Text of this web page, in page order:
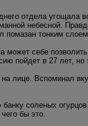
отдела
небесной.
помазан тонким
может себе
пойдет в 27 лет, но
лице. Вспоминал
соленых
бы это.